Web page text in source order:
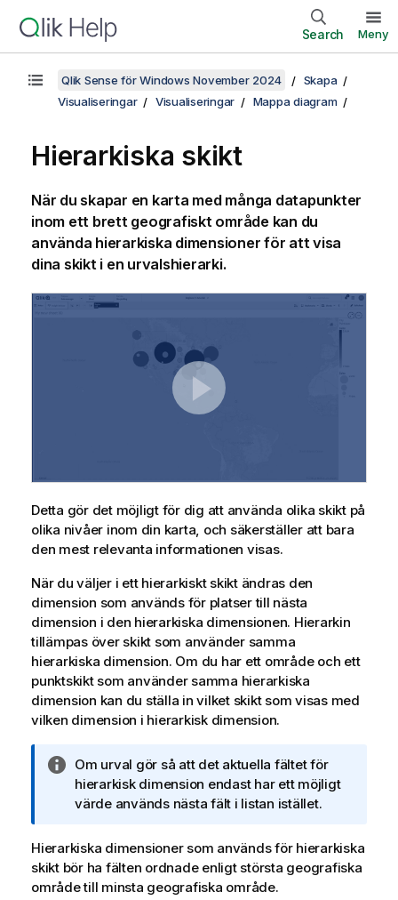
Search Meny
Qlik Sense för Windows November 2024
Skapa
Visualiseringar
Visualiseringar Mappa diagram
Hierarkiska skikt
När du skapar en karta med många datapunkter
inom ett brett geografiskt område kan du
använda hierarkiska dimensioner för att visa
dina skikt i en urvalshierarki.
Detta gör det möjligt för dig att använda olika skikt på
olika nivåer inom din karta, och säkerställer att bara
den mest relevanta informationen visas.
När du väljer i ett hierarkiskt skikt ändras den
dimension som används för platser till nästa
dimension i den hierarkiska dimensionen. Hierarkin
tillämpas över skikt som använder samma
hierarkiska dimension. Om du har ett område och ett
punktskikt som använder samma hierarkiska
dimension kan du ställa in vilket skikt som visas med
vilken dimension i hierarkisk dimension.
A
n
t
c
k
n
Om urval gör så att det aktuella fältet för
hierarkisk dimension endast har ett möjligt
värde används nästa fält i listan istället.
Hierarkiska dimensioner som används för hierarkiska
skikt bör ha fälten ordnade enligt största geografiska
område till minsta geografiska område.